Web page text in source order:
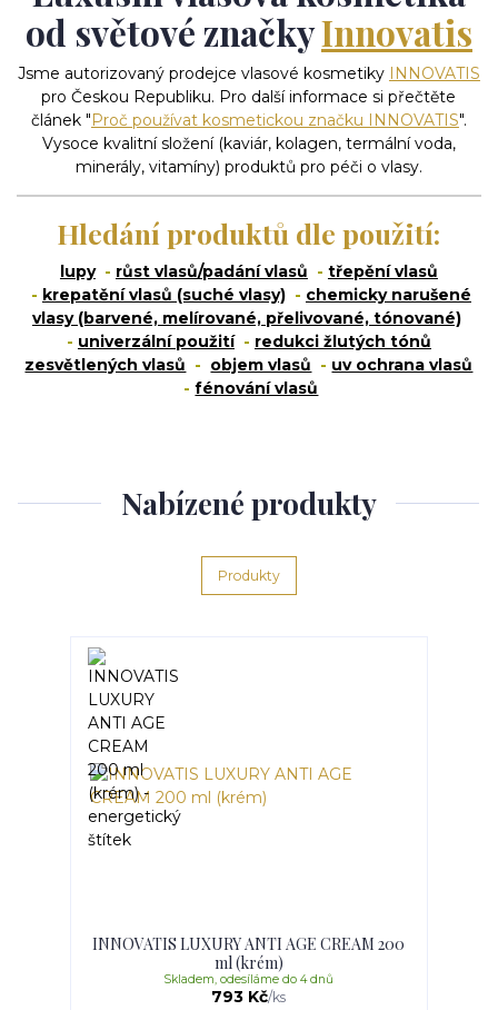
od světové značkyInnovatis
Jsme autorizovaný prodejce vlasové kosmetiky INNOVATIS
pro Českou Republiku. Pro další informace si přečtěte
článek "Proč používat kosmetickou značku INNOVATIS".
Vysoce kvalitní složení (kaviár, kolagen, termální voda,
minerály, vitamíny) produktů pro péči o vlasy.
Hledání produktů dle použití:
lupy - růst vlasů/padání vlasů - třepění vlasů
- krepatění vlasů (suché vlasy) - chemicky narušené
vlasy (barvené, melírované, přelivované, tónované)
- univerzální použití - redukci žlutých tónů
zesvětlených vlasů - objem vlasů - uv ochrana vlasů
-fénování vlasů
Nabízené produkty
Produkty
INNOVATIS LUXURY ANTI AGE CREAM 200
ml (krém)
793 Kč/ks
Skladem, odesíláme do 4 dnů